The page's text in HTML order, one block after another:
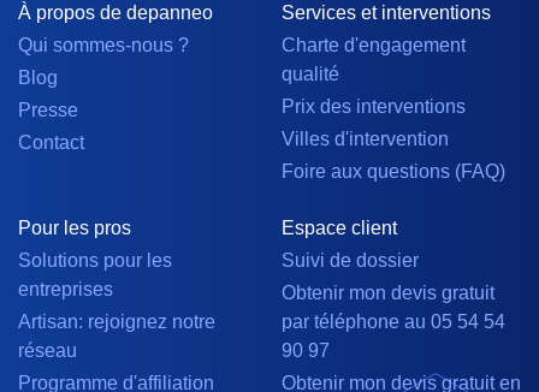
À propos de depanneo
Qui sommes-nous ?
Blog
Presse
Contact
Services et interventions
Charte d'engagement
qualité
Prix des interventions
Villes d'intervention
Foire aux questions (FAQ)
Pour les pros
Solutions pour les
entreprises
Artisan: rejoignez notre
réseau
Programme d'affiliation
Espace client
Suivi de dossier
Obtenir mon devis gratuit
par téléphone au 05 54 54
90 97
Obtenir mon devis gratuit en